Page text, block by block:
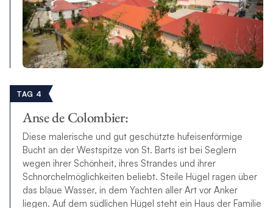
TAG 4
Anse de Colombier:
Diese malerische und gut geschützte hufeisenförmige
Bucht an der Westspitze von St. Barts ist bei Seglern
wegen ihrer Schönheit, ihres Strandes und ihrer
Schnorchelmöglichkeiten beliebt. Steile Hügel ragen über
das blaue Wasser, in dem Yachten aller Art vor Anker
liegen. Auf dem südlichen Hügel steht ein Haus der Familie